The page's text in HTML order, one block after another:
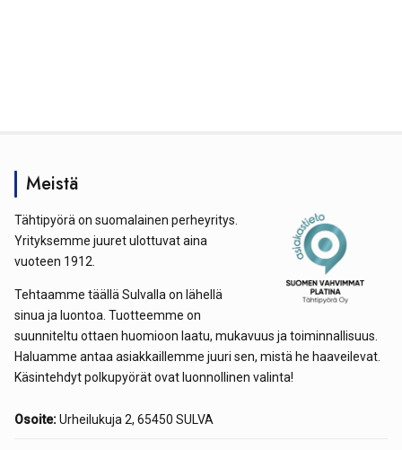
Meistä
Tähtipyörä on suomalainen perheyritys.
Yrityksemme juuret ulottuvat aina
vuoteen 1912.
Tehtaamme täällä Sulvalla on lähellä
sinua ja luontoa. Tuotteemme on
suunniteltu ottaen huomioon laatu, mukavuus ja toiminnallisuus.
Haluamme antaa asiakkaillemme juuri sen, mistä he haaveilevat.
Käsintehdyt polkupyörät ovat luonnollinen valinta!
Osoite:Urheilukuja 2, 65450 SULVA